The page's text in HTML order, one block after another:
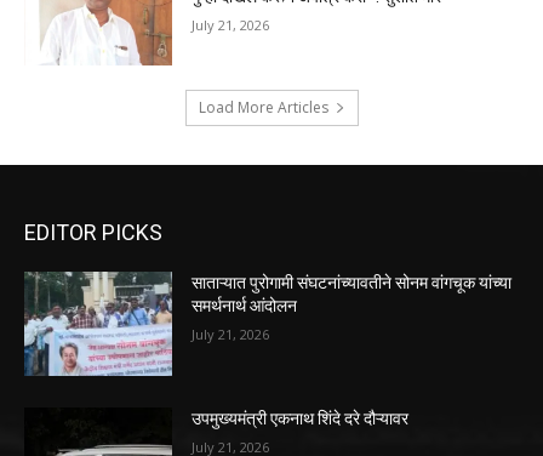
July 21, 2026
Load More Articles
EDITOR PICKS
साताऱ्यात पुरोगामी संघटनांच्यावतीने सोनम वांगचूक यांच्या
समर्थनार्थ आंदोलन
July 21, 2026
उपमुख्यमंत्री एकनाथ शिंदे दरे दौऱ्यावर
July 21, 2026